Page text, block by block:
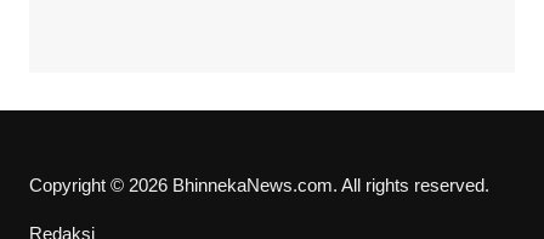
Copyright © 2026 BhinnekaNews.com. All rights reserved.
Redaksi